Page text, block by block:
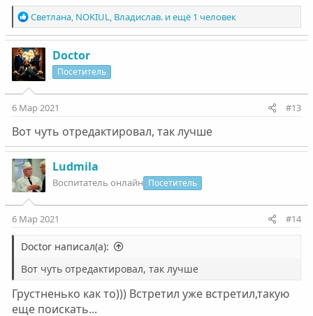
Р
е
а
к
ц
и
и
:
Светлана, NOKIUL, Владислав.и ещё 1 человек
Doctor
Посетитель
6 Мар 2021 #13
Вот чуть отредактировал, так лучше
Ludmila
Воспитатель онлайн Посетитель
6 Мар 2021 #14
Doctor написал(а):
Вот чуть отредактировал, так лучше
Грустненько как то))) Встретил уже встретил,такую
еще поискать...